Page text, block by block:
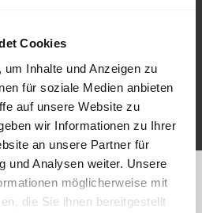
Cookies
Inhalte und Anzeigen zu
für soziale Medien anbieten
auf unsere Website zu
wir Informationen zu Ihrer
an unsere Partner für
und Analysen weiter. Unsere
möglicherweise mit
die Sie ihnen bereitgestellt